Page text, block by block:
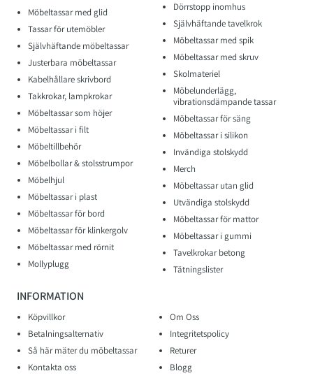
Möbeltassar med glid
Tassar för utemöbler
Självhäftande möbeltassar
Justerbara möbeltassar
Kabelhållare skrivbord
Takkrokar, lampkrokar
Möbeltassar som höjer
Möbeltassar i filt
Möbeltillbehör
Möbelbollar & stolsstrumpor
Möbelhjul
Möbeltassar i plast
Möbeltassar för bord
Möbeltassar för klinkergolv
Möbeltassar med rörnit
Mollyplugg
Dörrstopp inomhus
Självhäftande tavelkrok
Möbeltassar med spik
Möbeltassar med skruv
Skolmateriel
Möbelunderlägg,
vibrationsdämpande tassar
Möbeltassar för säng
Möbeltassar i silikon
Invändiga stolskydd
Merch
Möbeltassar utan glid
Utvändiga stolskydd
Möbeltassar för mattor
Möbeltassar i gummi
Tavelkrokar betong
Tätningslister
INFORMATION
Köpvillkor
Om Oss
Betalningsalternativ
Integritetspolicy
Så här mäter du möbeltassar
Returer
Kontakta oss
Blogg